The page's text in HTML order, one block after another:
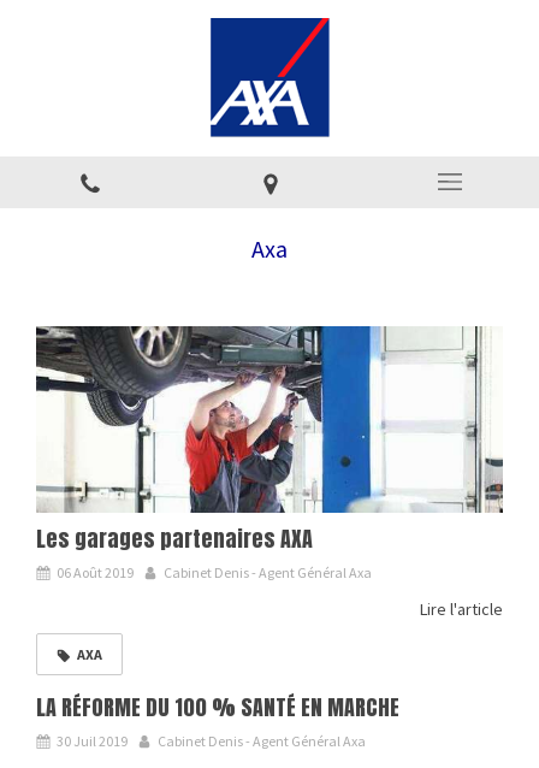
Axa
Les garages partenaires AXA
06 Août 2019 Cabinet Denis - Agent Général Axa
Lire l'article
AXA
LA RÉFORME DU 100 % SANTÉ EN MARCHE
30 Juil 2019 Cabinet Denis - Agent Général Axa